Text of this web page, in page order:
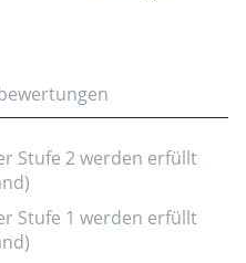
Stufe 2 werden erfüllt
Stufe 1 werden erfüllt